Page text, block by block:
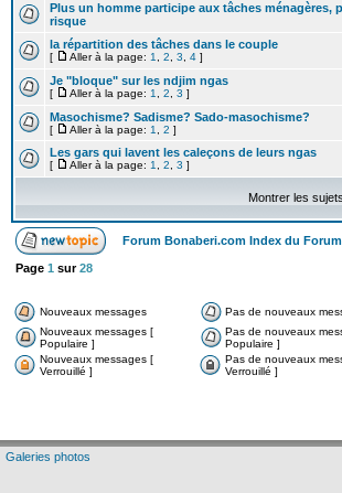
Plus un homme participe aux tâches ménagères,
risque
la répartition des tâches dans le couple
[ Aller à la page: 1 2 3 4 ]
Je "bloque" sur les ndjim ngas
[ Aller à la page: 1 2 3 ]
Masochisme? Sadisme? Sado-masochisme?
[ Aller à la page: 1 2 ]
Les gars qui lavent les caleçons de leurs ngas
[ Aller à la page: 1 2 3 ]
Montrer les
Forum Bonaberi.com Index du Forum
Page 1 sur28
Nouveaux messages
Pas de nouveaux
Nouveaux messages [
Populaire ]
Pas de nouveaux
Populaire ]
Nouveaux messages [
Verrouillé ]
Pas de nouveaux
Verrouillé ]
Galeries photos